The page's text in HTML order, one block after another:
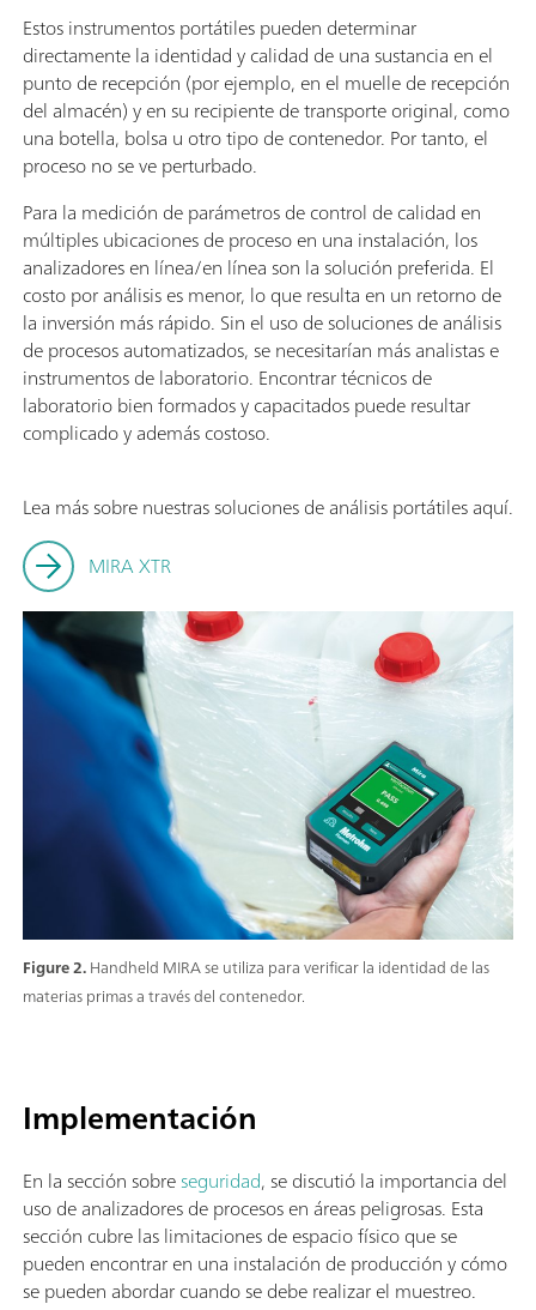
Figure 2.Handheld MIRA se utiliza para verificar la identidad de las
materias primas a través del contenedor.
Estos instrumentos portátiles pueden determinar
directamente la identidad y calidad de una sustancia en el
punto de recepción (por ejemplo, en el muelle de recepción
del almacén) y en su recipiente de transporte original, como
una botella, bolsa u otro tipo de contenedor. Por tanto, el
proceso no se ve perturbado.
Para la medición de parámetros de control de calidad en
múltiples ubicaciones de proceso en una instalación, los
analizadores en línea/en línea son la solución preferida. El
costo por análisis es menor, lo que resulta en un retorno de
la inversión más rápido. Sin el uso de soluciones de análisis
de procesos automatizados, se necesitarían más analistas e
instrumentos de laboratorio. Encontrar técnicos de
laboratorio bien formados y capacitados puede resultar
complicado y además costoso.
Lea más sobre nuestras soluciones de análisis portátiles aquí.
MIRA XTR
Implementación
En la sección sobreseguridad, se discutió la importancia del
uso de analizadores de procesos en áreas peligrosas. Esta
sección cubre las limitaciones de espacio físico que se
pueden encontrar en una instalación de producción y cómo
se pueden abordar cuando se debe realizar el muestreo.